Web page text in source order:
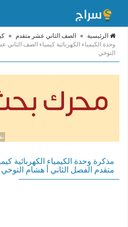
الرئيسية » الصف الثاني عشر متقدم »
وحدة الكيمياء الكهربائية كيمياء الصف
التوخي
نقرات:
مذكرة وحدة الكيمياء الكهربائية
متقدم الفصل الثاني أ هشام التوخي